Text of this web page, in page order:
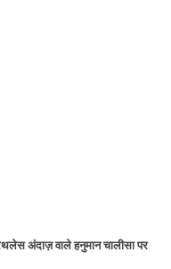
अंदाज़ वाले हनुमान चालीसा पर